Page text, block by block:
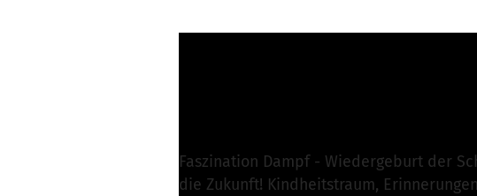
Faszination Dampf - Wiedergeburt der
die Zukunft! Kindheitstraum,